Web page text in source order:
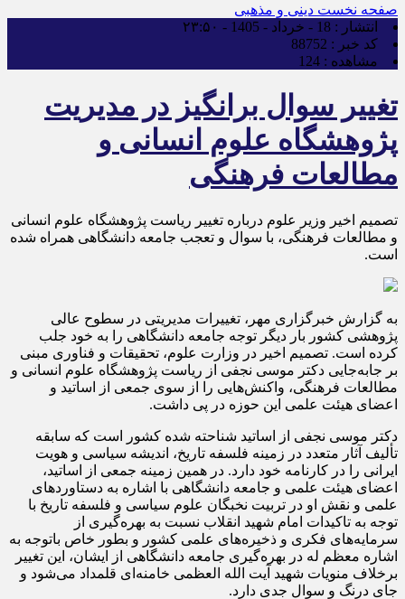
صفحه نخست دینی و مذهبی
انتشار : 18 - خرداد - 1405 - ۲۳:۵۰
کد خبر : 88752
مشاهده : 124
تغییر سوال برانگیز در مدیریت
پژوهشگاه علوم انسانی و
مطالعات فرهنگی
تصمیم اخیر وزیر علوم درباره تغییر ریاست پژوهشگاه علوم انسانی
و مطالعات فرهنگی، با سوال و تعجب جامعه دانشگاهی همراه شده
است.
به گزارش خبرگزاری مهر، تغییرات مدیریتی در سطوح عالی
پژوهشی کشور بار دیگر توجه جامعه دانشگاهی را به خود جلب
کرده است. تصمیم اخیر در وزارت علوم، تحقیقات و فناوری مبنی
بر جابه‌جایی دکتر موسی نجفی از ریاست پژوهشگاه علوم انسانی و
مطالعات فرهنگی، واکنش‌هایی را از سوی جمعی از اساتید و
اعضای هیئت علمی این حوزه در پی داشت.
دکتر موسی نجفی از اساتید شناحته شده کشور است که سابقه
تألیف آثار متعدد در زمینه فلسفه تاریخ، اندیشه سیاسی و هویت
ایرانی را در کارنامه خود دارد. در همین زمینه جمعی از اساتید،
اعضای هیئت علمی و جامعه دانشگاهی با اشاره به دستاوردهای
علمی و نقش او در تربیت نخبگان علوم سیاسی و فلسفه تاریخ با
توجه به تاکیدات امام شهید انقلاب نسبت به بهره‌گیری از
سرمایه‌های فکری و ذخیره‌های علمی کشور و بطور خاص باتوجه به
اشاره معظم له در بهره‌گیری جامعه دانشگاهی از ایشان، این تغییر
برخلاف منویات شهید آیت الله العظمی خامنه‌ای قلمداد می‌شود و
جای درنگ و سوال جدی دارد.